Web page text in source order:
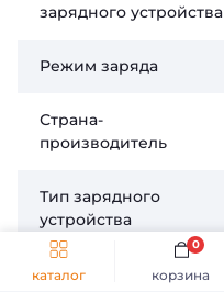
каталог корзина
0
зарядного устройства
Режим заряда
Страна-
производитель
Тип зарядного
устройства
Тип заряжаемого